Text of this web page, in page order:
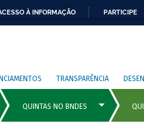
À INFORMAÇÃO PARTICIPE
TRANSPARÊNCIA